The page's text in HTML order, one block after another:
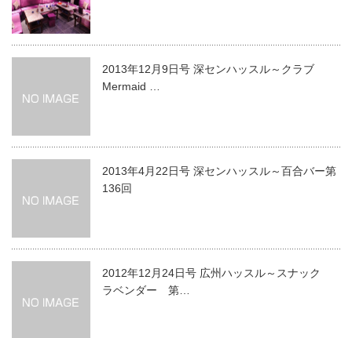
2013年12月9日号 深センハッスル～クラブ
Mermaid …
2013年4月22日号 深センハッスル～百合バー第
136回
2012年12月24日号 広州ハッスル～スナック
ラベンダー 第…